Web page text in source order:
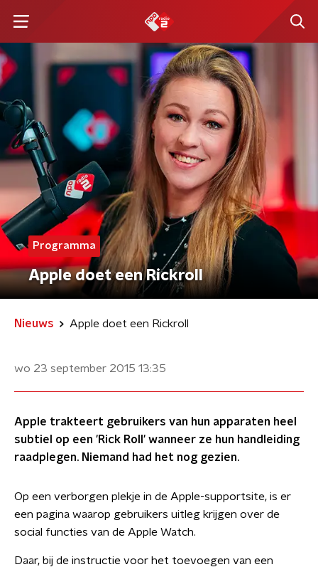
Programma
Apple doet een Rickroll
Nieuws Apple doet een Rickroll
wo 23 september 2015 13:35
Apple trakteert gebruikers van hun apparaten heel
subtiel op een 'Rick Roll' wanneer ze hun handleiding
raadplegen. Niemand had het nog gezien.
Op een verborgen plekje in de Apple-supportsite, is er
een pagina waarop gebruikers uitleg krijgen over de
social functies van de Apple Watch.
Daar, bij de instructie voor het toevoegen van een